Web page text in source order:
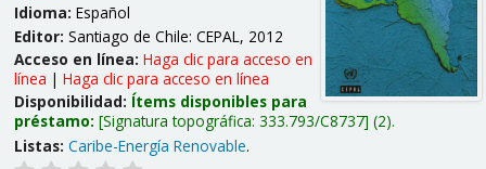
Idioma: Español
Editor: Santiago de Chile: CEPAL, 2012
Acceso en línea: Haga clic para acceso en
línea | Haga clic para acceso en línea
Disponibilidad: Ítems disponibles para
préstamo: Signatura topográfica: 333.793/C8737 (2).
Listas: Caribe-Energía Renovable.